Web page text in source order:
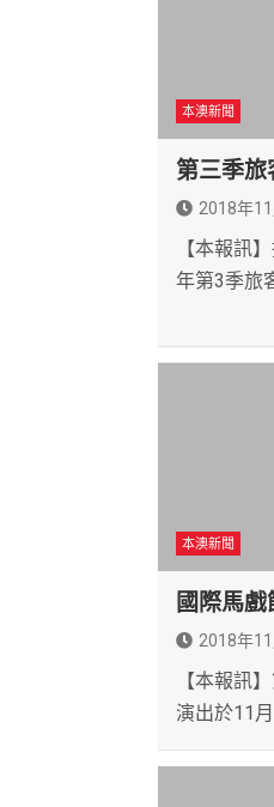
本澳新聞
第三季旅
2018年
【本報訊
年第3季旅
本澳新聞
國際馬
2018年
【本報訊
演出於11